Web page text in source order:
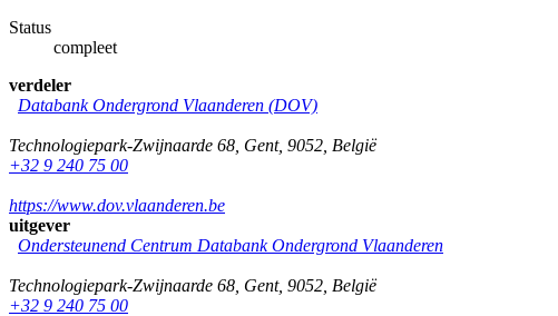
Status
compleet
verdeler
Databank Ondergrond Vlaanderen (DOV)
Technologiepark-Zwijnaarde 68 Gent, 9052 België
+32 9 240 75 00
https://www.dov.vlaanderen.be
uitgever
Ondersteunend Centrum Databank Ondergrond Vlaanderen
Technologiepark-Zwijnaarde 68 Gent, 9052 België
+32 9 240 75 00